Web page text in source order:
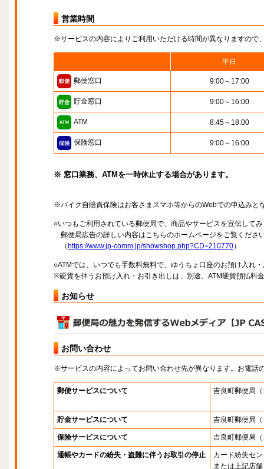
営業時間
※サービスの内容によりご利用いただける時間が異なりますので
平日
郵便窓口 9:00～17:00
貯金窓口 9:00～16:00
ATM 8:45～18:00
保険窓口 9:00～16:00
※ 窓口業務、ATMを一時休止する場合があります。
※バイク自賠責保険はお客さまスマホ等からのWebでの申込みと
○いつもご利用されている郵便局で、商品やサービスを宣伝して
郵便局広告の詳しい内容はこちらのホームページをご覧くださ
（ https://www.jp-comm.jp/showshop.php?CD=210770）
○ATMでは、いつでも手数料無料で、ゆうちょ口座のお預け入れ
※硬貨を伴うお預け入れ・お引き出しは、別途、ATM硬貨預払料
お知らせ
お問い合わせ
※サービスの内容によってお問い合わせ先が異なります。お電話
郵便サービスについて 吉良町郵便局
貯金サービスについて 吉良町郵便局
保険サービスについて 吉良町郵便局
通帳やカードの紛失・盗難に伴うお取引の停止
カード紛失セ
または上記店舗